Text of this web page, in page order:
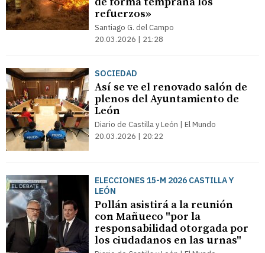
refuerzos»
Santiago G. del Campo
20.03.2026 | 21:28
SOCIEDAD
Así se ve el renovado salón de
plenos del Ayuntamiento de
León
Diario de Castilla y León | El Mundo
20.03.2026 | 20:22
ELECCIONES 15-M 2026 CASTILLA Y
LEÓN
Pollán asistirá a la reunión
con Mañueco "por la
responsabilidad otorgada por
los ciudadanos en las urnas"